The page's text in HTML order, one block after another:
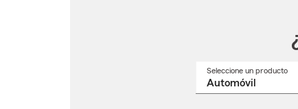
Seleccione un producto